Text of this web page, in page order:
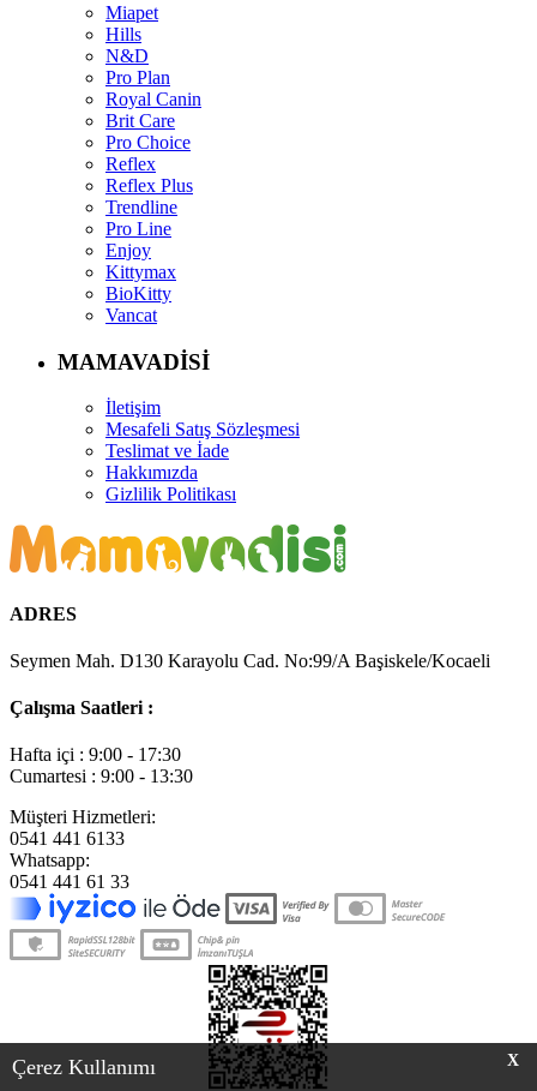
X
Çerez Kullanımı
Miapet
Hills
N&D
Pro Plan
Royal Canin
Brit Care
Pro Choice
Reflex
Reflex Plus
Trendline
Pro Line
Enjoy
Kittymax
BioKitty
Vancat
MAMAVADİSİ
İletişim
Mesafeli Satış Sözleşmesi
Teslimat ve İade
Hakkımızda
Gizlilik Politikası
ADRES
Seymen Mah. D130 Karayolu Cad. No:99/A Başiskele/Kocaeli
Çalışma Saatleri :
Hafta içi : 9:00 - 17:30
Cumartesi : 9:00 - 13:30
Müşteri Hizmetleri:
0541 441 6133
Whatsapp:
0541 441 61 33